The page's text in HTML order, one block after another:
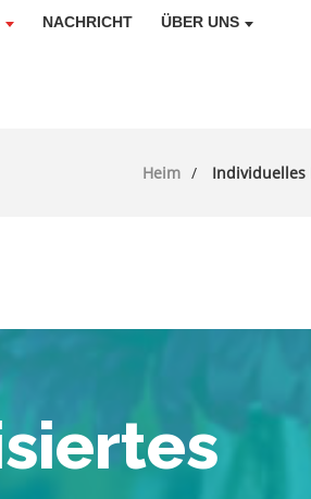
NACHRICHT ÜBER UNS
Heim Individuelles